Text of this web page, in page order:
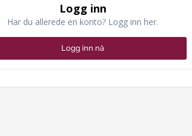
Logg inn
Har du allerede en konto? Logg inn her.
Logg inn nå